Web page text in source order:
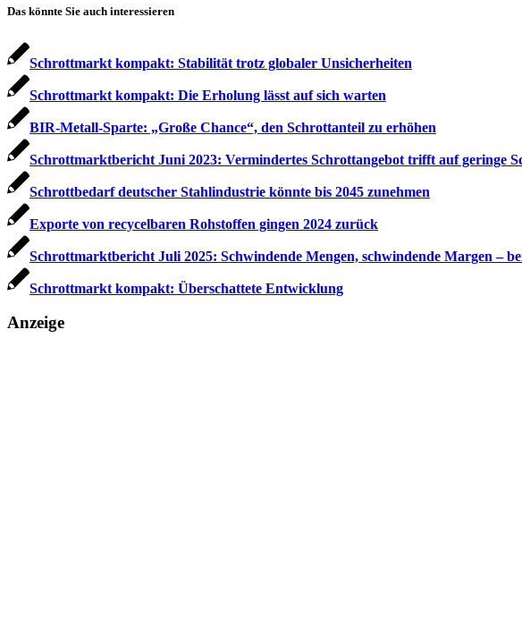
Das könnte Sie auch interessieren
Schrottmarkt kompakt: Stabilität trotz globaler Unsicherheiten
Schrottmarkt kompakt: Die Erholung lässt auf sich warten
BIR-Metall-Sparte: „Große Chance“, den Schrottanteil zu erhöhen
Schrottmarktbericht Juni 2023: Vermindertes Schrottangebot trifft auf geringe
Schrottbedarf deutscher Stahlindustrie könnte bis 2045 zunehmen
Exporte von recycelbaren Rohstoffen gingen 2024 zurück
Schrottmarktbericht Juli 2025: Schwindende Mengen, schwindende Margen –
Schrottmarkt kompakt: Überschattete Entwicklung
Anzeige